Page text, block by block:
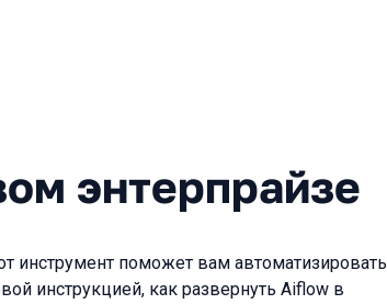
энтерпрайзе
инструмент поможет вам автоматизировать
инструкцией, как развернуть Aiflow в